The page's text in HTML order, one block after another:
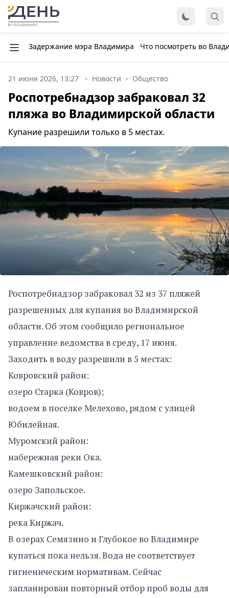
Задержание мэра Владимира Что посмотреть во
21 июня 2026, 13:27 Новости Общество
Роспотребнадзор забраковал 32
пляжа во Владимирской области
Купание разрешили только в 5 местах.
Роспотребнадзор забраковал 32 из 37 пляжей
разрешенных для купания во Владимирской
области. Об этом сообщило региональное
управление ведомства в среду, 17 июня.
Заходить в воду разрешили в 5 местах:
Ковровский район:
озеро Старка (Ковров);
водоем в поселке Мелехово, рядом с улицей
Юбилейная.
Муромский район:
набережная реки Ока.
Камешковский район:
озеро Запольское.
Киржачский район:
река Киржач.
В озерах Семязино и Глубокое во Владимире
купаться пока нельзя. Вода не соответствует
гигиеническим нормативам. Сейчас
запланирован повторный отбор проб воды для